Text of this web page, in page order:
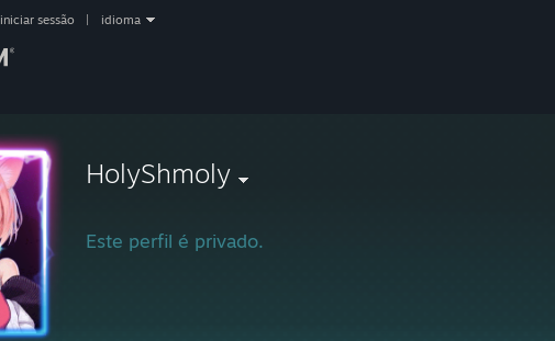
iniciar sessão idioma
HolyShmoly
Este perfil é privado.